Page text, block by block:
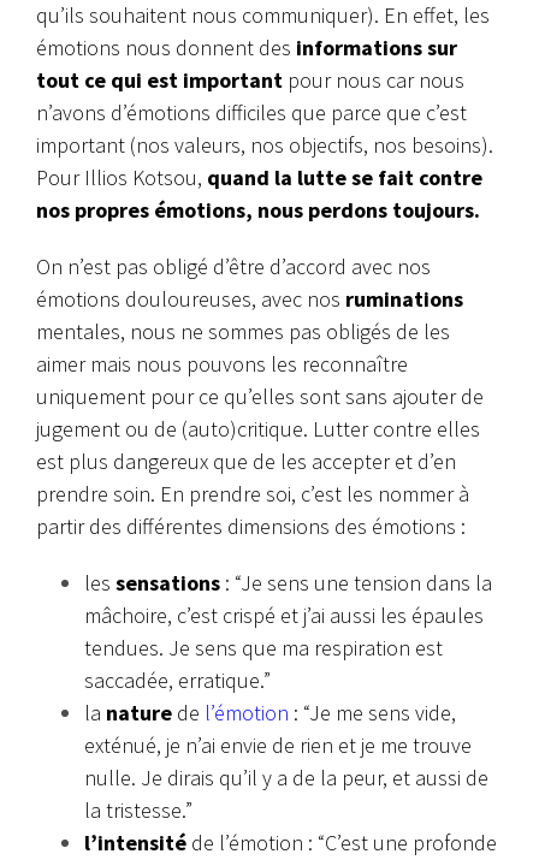
qu’ils souhaitent nous communiquer). En effet, les
émotions nous donnent des informations sur
tout ce qui est important pour nous car nous
n’avons d’émotions difficiles que parce que c’est
important (nos valeurs, nos objectifs, nos besoins).
Pour Illios Kotsou, quand la lutte se fait contre
nos propres émotions, nous perdons toujours.
On n’est pas obligé d’être d’accord avec nos
émotions douloureuses, avec nos ruminations
mentales, nous ne sommes pas obligés de les
aimer mais nous pouvons les reconnaître
uniquement pour ce qu’elles sont sans ajouter de
jugement ou de (auto)critique. Lutter contre elles
est plus dangereux que de les accepter et d’en
prendre soin. En prendre soi, c’est les nommer à
partir des différentes dimensions des émotions :
les sensations : “Je sens une tension dans la
mâchoire, c’est crispé et j’ai aussi les épaules
tendues. Je sens que ma respiration est
saccadée, erratique.”
la nature de l’émotion : “Je me sens vide,
exténué, je n’ai envie de rien et je me trouve
nulle. Je dirais qu’il y a de la peur, et aussi de
la tristesse.”
l’intensité de l’émotion : “C’est une profonde